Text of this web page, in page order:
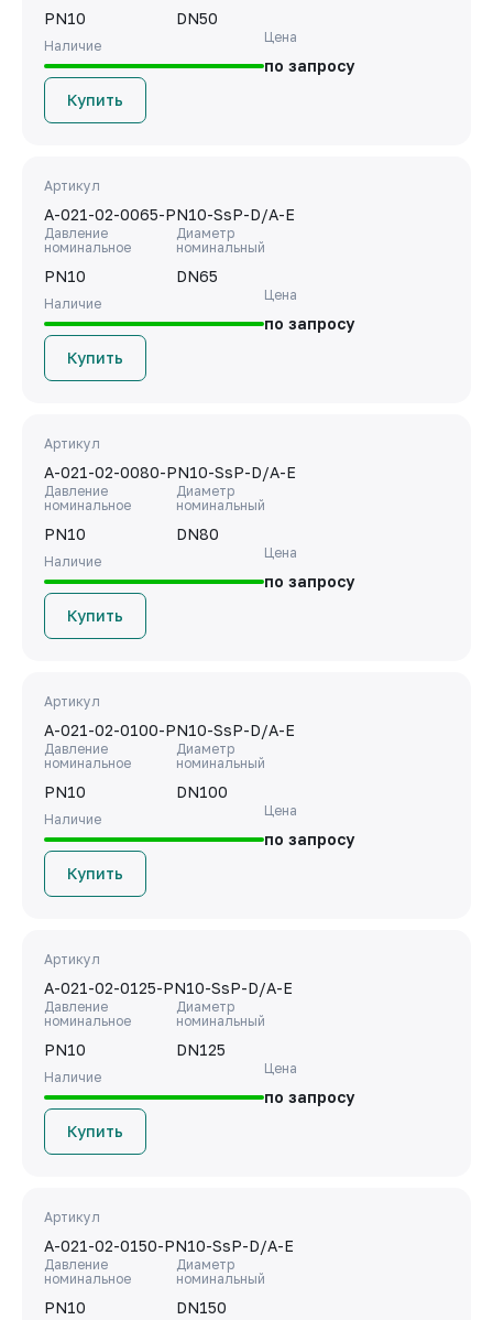
PN10 DN50
Наличие
Цена
по запросу
Купить
Артикул
A-021-02-0065-PN10-SsP-D/A-E
Давление
номинальное
PN10
Диаметр
номинальный
DN65
Наличие
Цена
по запросу
Купить
Артикул
A-021-02-0080-PN10-SsP-D/A-E
Давление
номинальное
PN10
Диаметр
номинальный
DN80
Наличие
Цена
по запросу
Купить
Артикул
A-021-02-0100-PN10-SsP-D/A-E
Давление
номинальное
PN10
Диаметр
номинальный
DN100
Наличие
Цена
по запросу
Купить
Артикул
A-021-02-0125-PN10-SsP-D/A-E
Давление
номинальное
PN10
Диаметр
номинальный
DN125
Наличие
Цена
по запросу
Купить
Артикул
A-021-02-0150-PN10-SsP-D/A-E
Давление
номинальное
PN10
Диаметр
номинальный
DN150